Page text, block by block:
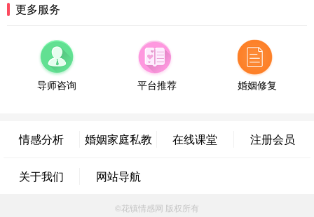
福建-厦门 159****4462
53分钟前
微信用户 凌乱小羊 通过此页面咨询，已获得专属情
辽宁-大连 176****2843
39分钟前
属情感方案
微信用户 墨笙 通过此页面咨询，已获得专属情感方
更多服务
导师咨询 平台推荐 婚姻修复
情感分析 婚姻家庭私教 在线课堂 注册会员
关于我们 网站导航
©花镇情感网 版权所有